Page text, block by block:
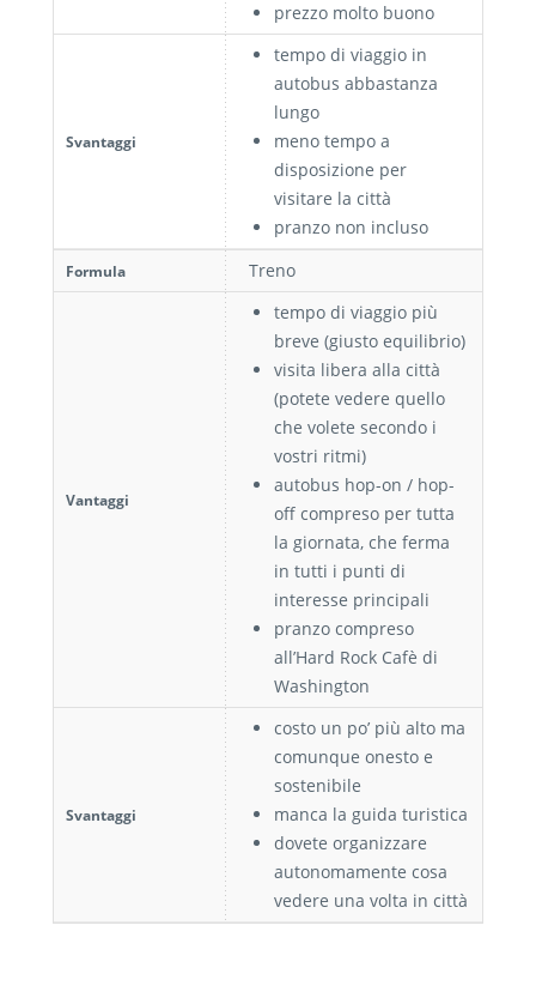
prezzo molto buono
Svantaggi
tempo di viaggio in
autobus abbastanza
lungo
meno tempo a
disposizione per
visitare la città
pranzo non incluso
Formula Treno
Vantaggi
tempo di viaggio più
breve (giusto equilibrio)
visita libera alla città
(potete vedere quello
che volete secondo i
vostri ritmi)
autobus hop-on / hop-
off compreso per tutta
la giornata, che ferma
in tutti i punti di
interesse principali
pranzo compreso
all’Hard Rock Cafè di
Washington
Svantaggi
costo un po’ più alto ma
comunque onesto e
sostenibile
manca la guida turistica
dovete organizzare
autonomamente cosa
vedere una volta in città